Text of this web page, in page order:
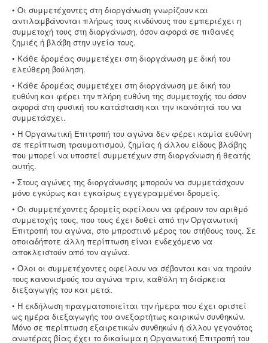
• Οι συμμετέχοντες στη διοργάνωση γνωρίζουν και
αντιλαμβάνονται πλήρως τους κινδύνους που εμπεριέχει η
συμμετοχή τους στη διοργάνωση, όσον αφορά σε πιθανές
ζημιές ή βλάβη στην υγεία τους.
• Κάθε δρομέας συμμετέχει στη διοργάνωση με δική του
ελεύθερη βούληση.
• Κάθε δρομέας συμμετέχει στη διοργάνωση με δική του
ευθύνη και φέρει την πλήρη ευθύνη της συμμετοχής του όσον
αφορά στη φυσική του κατάσταση και την ικανότητά του να
συμμετάσχει.
• Η Οργανωτική Επιτροπή του αγώνα δεν φέρει καμία ευθύνη
σε περίπτωση τραυματισμού, ζημίας ή άλλου είδους βλάβης
που μπορεί να υποστεί συμμετέχων στη διοργάνωση ή θεατής
αυτής.
• Στους αγώνες της διοργάνωσης μπορούν να συμμετάσχουν
μόνο εγκύρως και εγκαίρως εγγεγραμμένοι δρομείς.
• Οι συμμετέχοντες δρομείς οφείλουν να φέρουν τον αριθμό
συμμετοχής τους, που τους έχει δοθεί από την Οργανωτική
Επιτροπή του αγώνα, στο μπροστινό μέρος του στήθους τους. Σε
οποιαδήποτε άλλη περίπτωση είναι ενδεχόμενο να
αποκλειστούν από τον αγώνα.
• Όλοι οι συμμετέχοντες οφείλουν να σέβονται και να τηρούν
τους κανονισμούς του αγώνα πριν, καθ'όλη τη διάρκεια
διεξαγωγής του και μετά.
• Η εκδήλωση πραγματοποιείται την ήμερα που έχει οριστεί
ως ημέρα διεξαγωγής του ανεξαρτήτως καιρικών συνθηκών.
Μόνο σε περίπτωση εξαιρετικών συνθηκών ή άλλου γεγονότος
ανωτέρας βίας έχει το δικαίωμα η Οργανωτική Επιτροπή του